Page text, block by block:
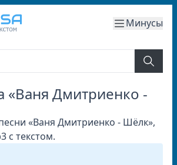
Минусы
«Ваня Дмитриенко -
«Ваня Дмитриенко - Шёлк»,
с текстом.